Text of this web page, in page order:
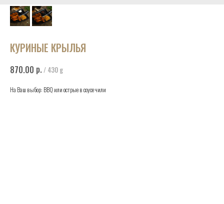
КУРИНЫЕ КРЫЛЬЯ
870.00 р./ 430 g
На Ваш выбор: BBQ или острые в соусе чили